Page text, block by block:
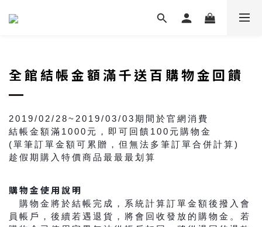
全館結帳金額滿千送百購物金回饋
2019/02/28~2019/03/03期間於官網消費
結帳金額滿1000元，即可回饋100元購物金
(單筆訂單金額可累贈，但無法多筆訂單合併計算)
趁假期購入特價商品最最最划算
購物金使用說明
🔹購物金將於結帳完成，系統計算訂單金額後撥入會
員帳戶，後續若遇退貨，將會回收發放的購物金。若